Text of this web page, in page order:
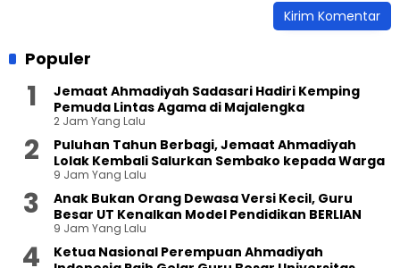
Populer
Jemaat Ahmadiyah Sadasari Hadiri Kemping
Pemuda Lintas Agama di Majalengka
2 Jam Yang Lalu
Puluhan Tahun Berbagi, Jemaat Ahmadiyah
Lolak Kembali Salurkan Sembako kepada Warga
9 Jam Yang Lalu
Anak Bukan Orang Dewasa Versi Kecil, Guru
Besar UT Kenalkan Model Pendidikan BERLIAN
9 Jam Yang Lalu
Ketua Nasional Perempuan Ahmadiyah